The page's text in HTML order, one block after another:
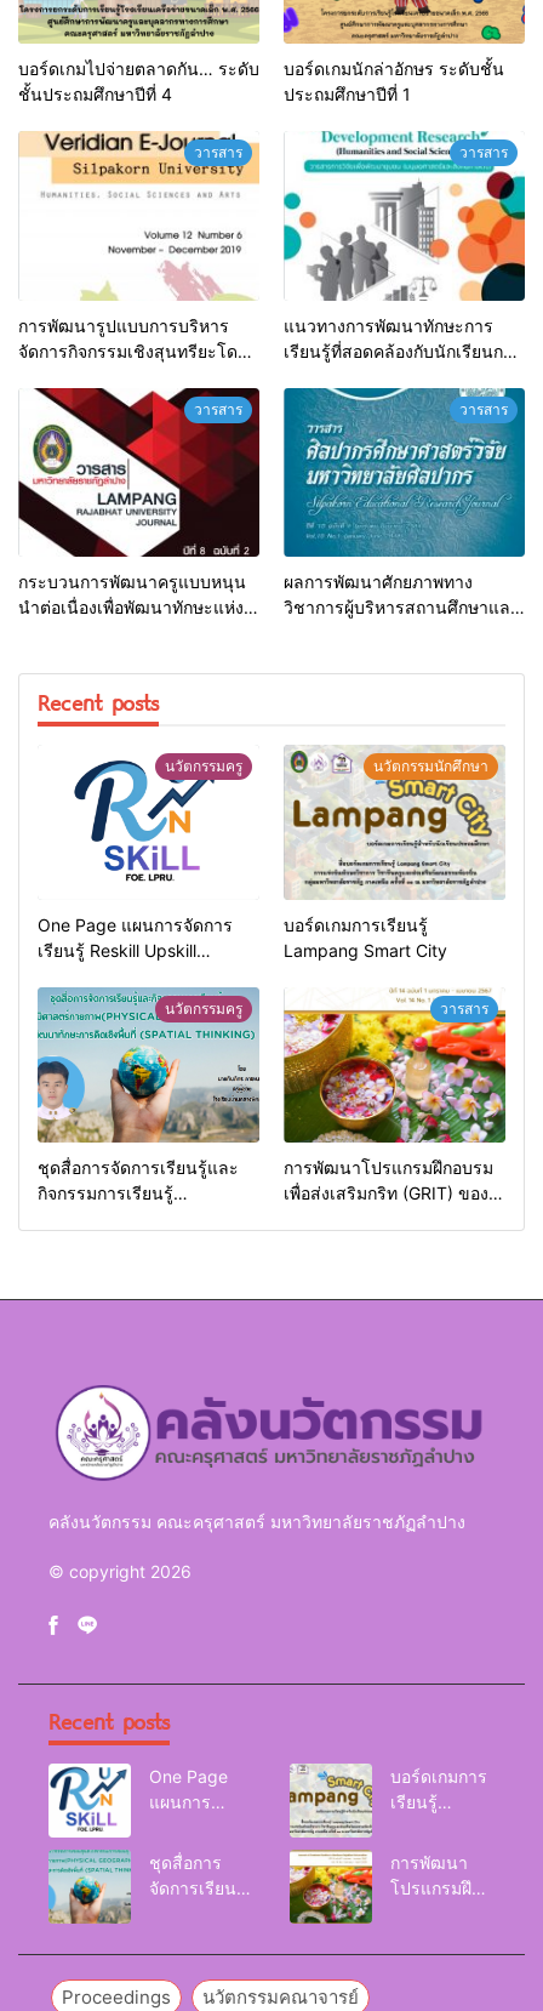
บอร์ดเกมไปจ่ายตลาดกัน… ระดับ
ชั้นประถมศึกษาปีที่ 4
บอร์ดเกมนักล่าอักษร ระดับชั้น
ประถมศึกษาปีที่ 1
วารสาร
การพัฒนารูปแบบการบริหาร
จัดการกิจกรรมเชิงสุนทรียะโดย
เทศบาลตำบลน้ำโจ้ อำเภอแม่ทะ
จังหวัดลำปาง
วารสาร
แนวทางการพัฒนาทักษะการ
เรียนรู้ที่สอดคล้องกับนักเรียนกลุ่ม
บ้านโป่งน้ำร้อน ตำบลเสริมกลาง
อำเภอเสริมงาม จังหวัดลำปาง
วารสาร
กระบวนการพัฒนาครูแบบหนุน
นำต่อเนื่องเพื่อพัฒนาทักษะแห่ง
วารสาร
ผลการพัฒนาศักยภาพทาง
วิชาการผู้บริหารสถานศึกษาและ
Recent posts
นวัตกรรมครู
One Page แผนการจัดการ
เรียนรู้ Reskill Upskill
นวัตกรรมนักศึกษา
บอร์ดเกมการเรียนรู้
Lampang Smart City
นวัตกรรมครู
ชุดสื่อการจัดการเรียนรู้และ
กิจกรรมการเรียนรู้
วารสาร
การพัฒนาโปรแกรมฝึกอบรม
เพื่อส่งเสริมกริท (GRIT) ของ
คลังนวัตกรรม คณะครุศาสตร์ มหาวิทยาลัยราชภัฏลำปาง
© copyright 2026
Recent posts
One Page
แผนการ
Reskill
Upskill
บอร์ดเกมการ
เรียนรู้
Smart City
ชุดสื่อการ
จัดการเรียนรู้
(Physical
การพัฒนา
โปรแกรมฝึก
Proceedings นวัตกรรมคณาจารย์